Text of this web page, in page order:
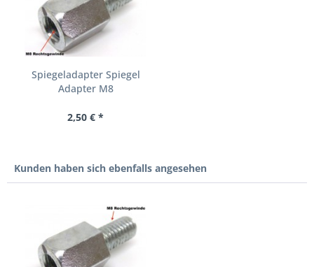
Spiegeladapter Spiegel
Adapter M8
2,50 € *
Kunden haben sich ebenfalls angesehen